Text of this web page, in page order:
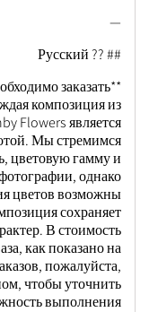
—
## ?? Русский
заказать
композиция из
Flowers является
Мы стремимся
цветовую гамму и
однако
цветов возможны
сохраняет
В стоимость
как показано на
пожалуйста,
чтобы уточнить
выполнения.**